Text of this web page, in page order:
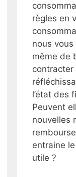
règles en
nous
même de
contracter
l’état des
Peuvent
nouvelles
entraine
utile ?